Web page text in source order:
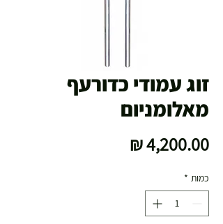
זוג עמודי כדורעף
מאלומניום
כמות *